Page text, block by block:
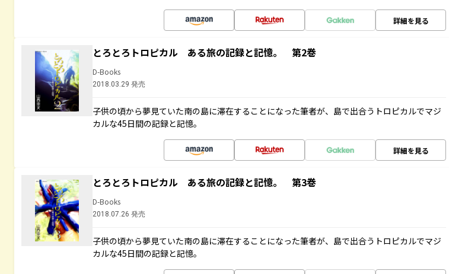
詳細を見る
とろとろトロピカル ある旅の記録と記憶。 第2巻
D-Books
2018.03.29 発売
子供の頃から夢見ていた南の島に滞在することになった筆者が、島で出合うトロピカルでマジ
カルな45日間の記録と記憶。
詳細を見る
とろとろトロピカル ある旅の記録と記憶。 第3巻
D-Books
2018.07.26 発売
子供の頃から夢見ていた南の島に滞在することになった筆者が、島で出合うトロピカルでマジ
カルな45日間の記録と記憶。